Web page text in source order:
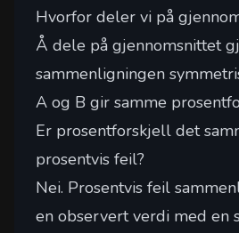
Hvorfor deler vi på
Å dele på gjennomsnittet
sammenligningen
A og B gir samme
Er prosentforskjell det
prosentvis feil?
Nei. Prosentvis feil
en observert verdi med en